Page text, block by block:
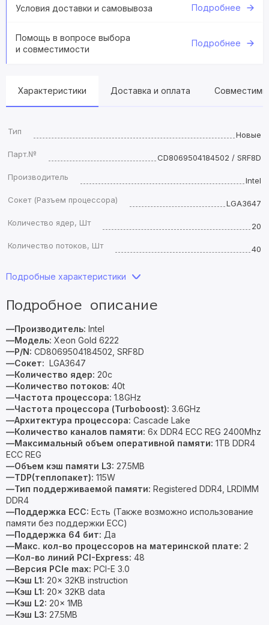
Условия доставки и самовывоза Подробнее
Помощь в вопросе выбора
и совместимости
Подробнее
Характеристики Доставка и оплата
Тип
Новые
Парт.№
CD8069504184502 / SRF8D
Производитель
Intel
Сокет (Разъем процессора)
LGA3647
Количество ядер, Шт
20
Количество потоков, Шт
40
Подробные характеристики
Подробное описание
—Производитель: Intel
—Модель: Xeon Gold 6222
—P/N: CD8069504184502, SRF8D
—Сокет: LGA3647
—Количество ядер: 20c
—Количество потоков: 40t
—Частота процессора: 1.8GHz
—Частота процессора (Turboboost): 3.6GHz
—Архитектура процессора: Cascade Lake
—Количество каналов памяти: 6x DDR4 ECC REG 2400Mhz
—Максимальный объем оперативной памяти: 1TB DDR4
ECC REG
—Объем кэш памяти L3: 27.5MB
—TDP(теплопакет): 115W
—Тип поддерживаемой памяти: Registered DDR4, LRDIMM
DDR4
—Поддержка ECC: Есть (Также возможно использование
памяти без поддержки ECC)
—Поддержка 64 бит: Да
—Макс. кол-во процессоров на материнской плате: 2
—Кол-во линий PCI-Express: 48
—Версия PCIe max: PCI-E 3.0
—Кэш L1: 20x 32KB instruction
—Кэш L1: 20x 32KB data
—Кэш L2: 20x 1MB
—Кэш L3: 27.5MB